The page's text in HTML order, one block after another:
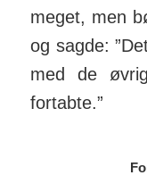
meget, men
og sagde:
med de
fortabte.”